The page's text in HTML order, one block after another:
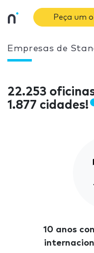
Peça um
Empresas de
22.253
1.877 cidades!
10 anos